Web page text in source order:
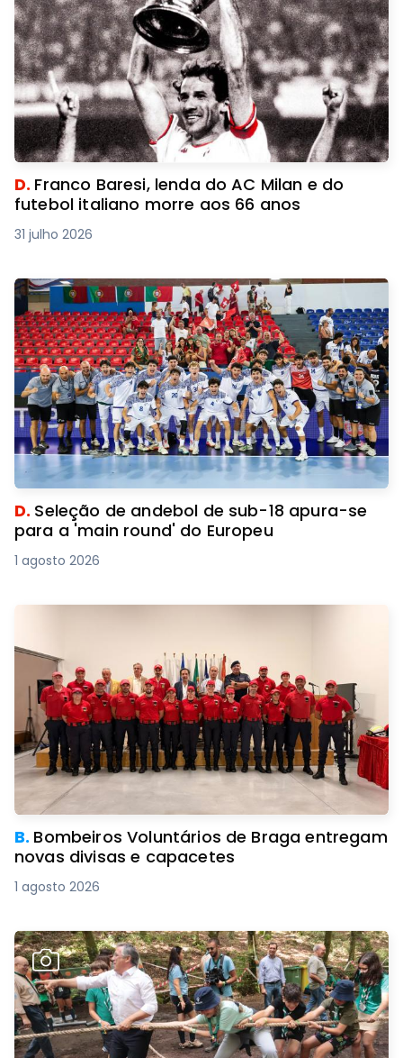
D. Franco Baresi, lenda do AC Milan e do
futebol italiano morre aos 66 anos
31 julho 2026
D. Seleção de andebol de sub-18 apura-se
para a 'main round' do Europeu
1 agosto 2026
B. Bombeiros Voluntários de Braga entregam
novas divisas e capacetes
1 agosto 2026